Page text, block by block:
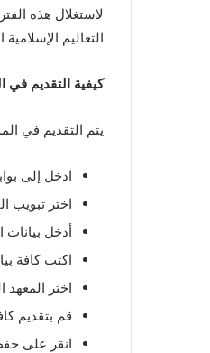
لاستغلال هذه
التعاليم
كيفية التقديم في
يتم التقديم في
ادخل إلى
اختر تبويب
أدخل
اكتب كافة
اختر
قم بتقديم
انقر على